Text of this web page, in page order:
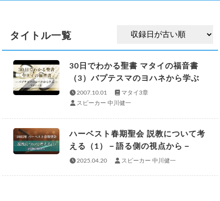
タイトル一覧
30日でわかる聖書 マタイの福音書
（3）バプテスマのヨハネから学ぶ
2007.10.01
マタイ3章
スピーカー 中川健一
ハーベスト春期聖会 説教について考
える（1）－語る側の視点から－
2025.04.20 スピーカー 中川健一